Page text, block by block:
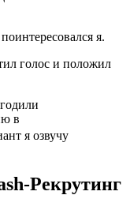
я.
голос и положил
в
я озвучу
Рекрутинг